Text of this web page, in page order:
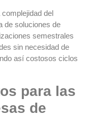
del
de soluciones de
semestrales
sin necesidad de
así costosos ciclos
para las
de